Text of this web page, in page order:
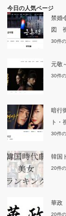
今日の人気ページ
禁婚
図
30件
元敬
30件
暗行
ト・
30件
韓国
20件
華政
20件